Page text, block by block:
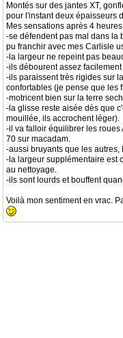
Montés sur des jantes XT,
pour l'instant deux épaisseurs
Mes sensations après 4
-se défendent pas mal dans la
pu franchir avec mes Carlisle
-la largeur ne repeint pas
-ils débourent assez
-ils paraissent très rigides sur
confortables (je pense que les
-motricent bien sur la terre
-la glisse reste aisée dès que
mouillée, ils accrochent léger).
-il va falloir équilibrer les roues
70 sur macadam.
-aussi bruyants que les autres,
-la largeur supplémentaire est
au nettoyage.
-ils sont lourds et bouffent
Voilà mon sentiment en vrac.